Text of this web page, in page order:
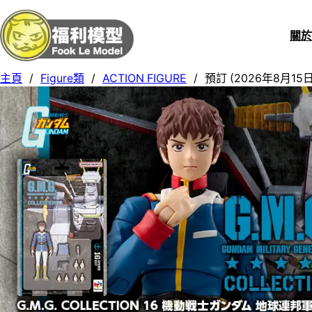
關
主頁 / Figure類 / ACTION FIGURE / 預訂 (2026年8月15